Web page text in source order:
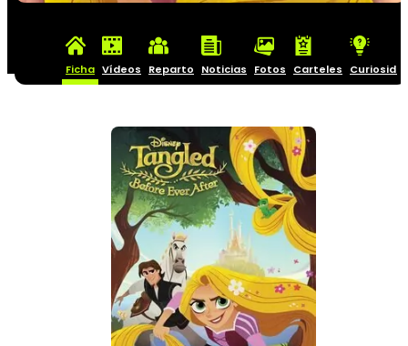
Ficha Vídeos Reparto Noticias Fotos Carteles